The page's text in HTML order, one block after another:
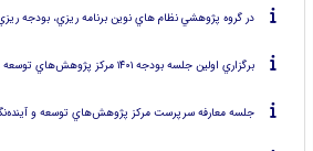
در گروه پژوهشي نظام هاي نوين برنامه ريزي، بودجه
برگزاري اولين جلسه بودجه ۱۴۰۱ مركز پژوهش‌هاي توسعه و آينده‌نگري
جلسه معارفه سرپرست مركز پژوهش‌هاي توسعه و